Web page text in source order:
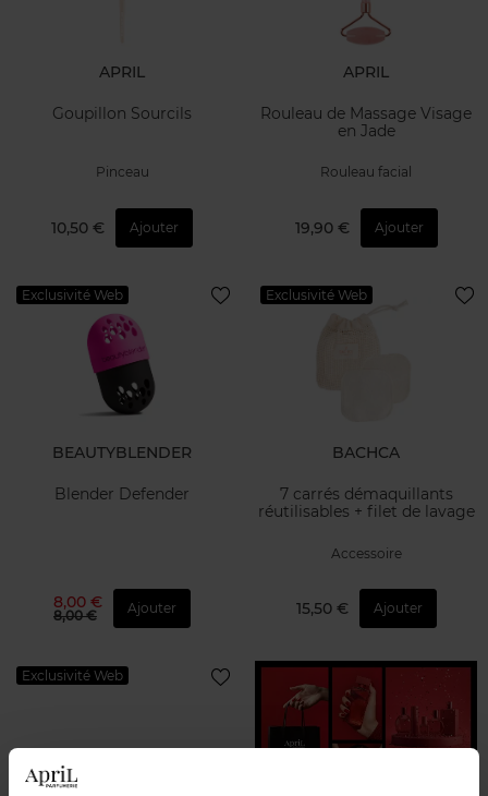
APRIL
Goupillon Sourcils
Pinceau
10,50 € Ajouter
APRIL
Rouleau de Massage Visage
en Jade
Rouleau facial
19,90 € Ajouter
Exclusivité Web
BEAUTYBLENDER
Blender Defender
8,00 €
8,00 € Ajouter
Exclusivité Web
BACHCA
7 carrés démaquillants
réutilisables + filet de lavage
Accessoire
15,50 € Ajouter
Exclusivité Web